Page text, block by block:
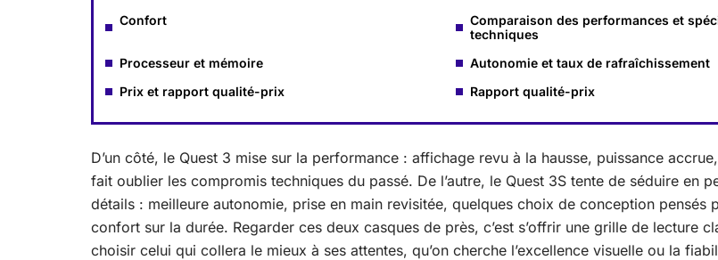
Confort
Comparaison des performances et
techniques
Processeur et mémoire
Autonomie et taux de rafraîchissement
Prix et rapport qualité-prix
Rapport qualité-prix
D’un côté, le Quest 3 mise sur la performance : affichage revu à la hausse, puissance
fait oublier les compromis techniques du passé. De l’autre, le Quest 3S tente de séduire en
détails : meilleure autonomie, prise en main revisitée, quelques choix de conception pensés
confort sur la durée. Regarder ces deux casques de près, c’est s’offrir une grille de lecture
choisir celui qui collera le mieux à ses attentes, qu’on cherche l’excellence visuelle ou la